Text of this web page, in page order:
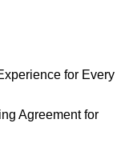
for Every
Agreement for